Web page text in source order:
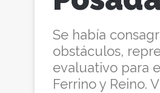
Se había
obstáculos,
evaluativo para
Ferrino y Reino.